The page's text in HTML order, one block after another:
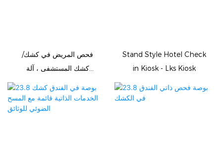
فحص المريض في كشك/
كشك المستشفى ، آلة
في المستشفى
Stand Style Hotel Check
in Kiosk - Lks Kiosk